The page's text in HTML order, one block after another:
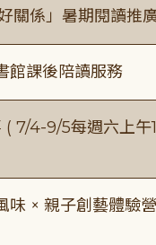
關係」暑期閱讀推
館課後陪讀服務
( 7/4-9/5每週六上
味 × 親子創藝體驗